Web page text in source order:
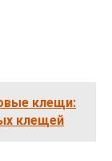
клещи:
клещей